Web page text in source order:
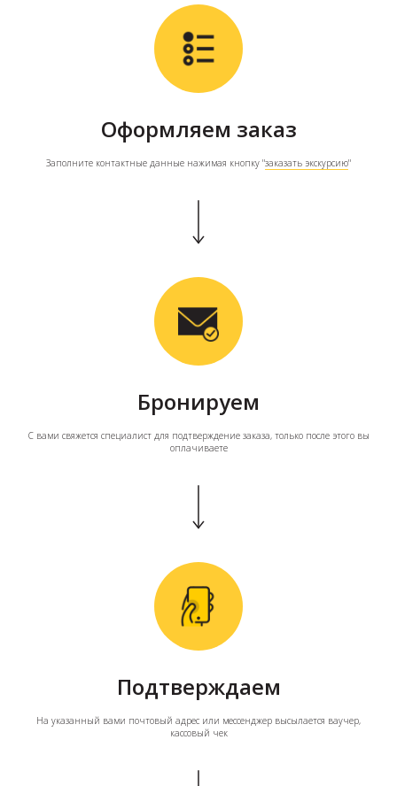
Оформляем заказ
Заполните контактные данные нажимая кнопку "заказать экскурсию"
Бронируем
С вами свяжется специалист для подтверждение заказа, только после этого вы
оплачиваете
Подтверждаем
На указанный вами почтовый адрес или мессенджер высылается ваучер,
кассовый чек